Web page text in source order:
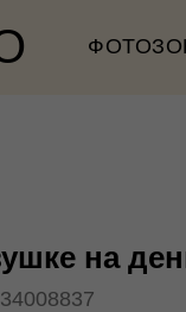
на
34008837